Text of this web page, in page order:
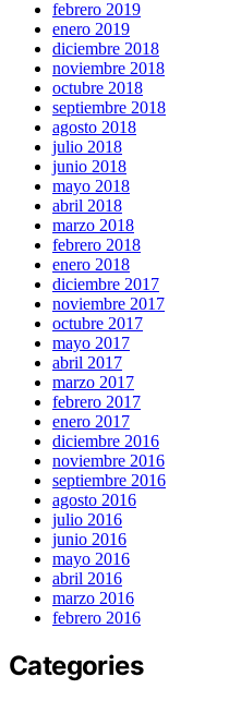
febrero 2019
enero 2019
diciembre 2018
noviembre 2018
octubre 2018
septiembre 2018
agosto 2018
julio 2018
junio 2018
mayo 2018
abril 2018
marzo 2018
febrero 2018
enero 2018
diciembre 2017
noviembre 2017
octubre 2017
mayo 2017
abril 2017
marzo 2017
febrero 2017
enero 2017
diciembre 2016
noviembre 2016
septiembre 2016
agosto 2016
julio 2016
junio 2016
mayo 2016
abril 2016
marzo 2016
febrero 2016
Categories